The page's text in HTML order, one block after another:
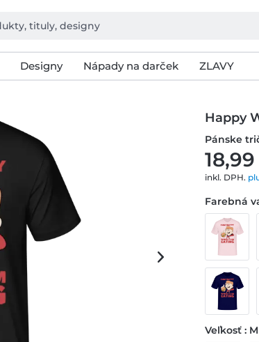
Designy Nápady na darček ZLAVY
Happy
Pánske
inkl. DPH.
Farebná
Veľkosť : M